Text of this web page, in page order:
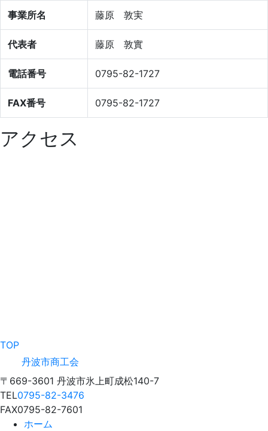
事業所名 藤原 敦実
代表者 藤原 敦實
電話番号 0795-82-1727
FAX番号 0795-82-1727
アクセス
TOP
丹波市商工会
〒669-3601 丹波市氷上町成松140-7
TEL0795-82-3476
FAX0795-82-7601
ホーム